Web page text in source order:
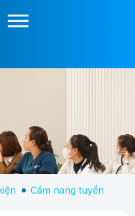
Cẩm nang tuyển